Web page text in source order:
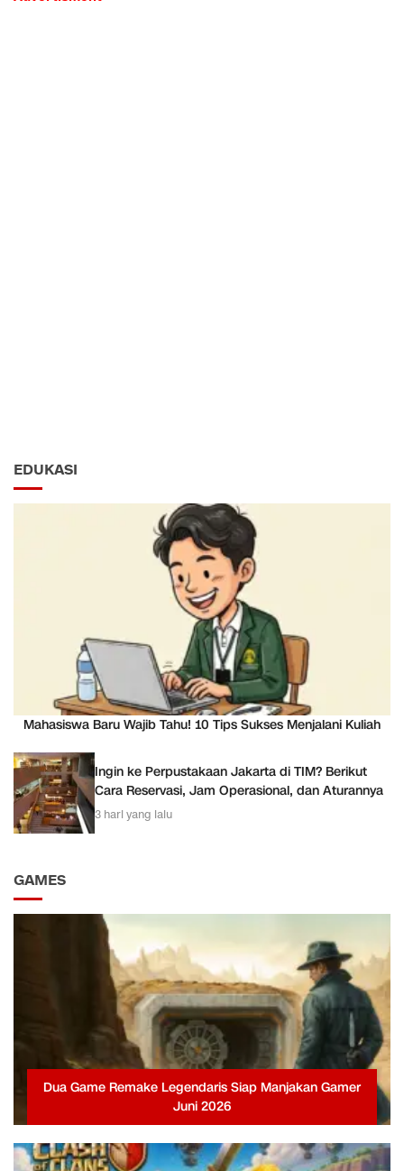
EDUKASI
Mahasiswa Baru Wajib Tahu! 10 Tips Sukses Menjalani Kuliah
Ingin ke Perpustakaan Jakarta di TIM? Berikut
Cara Reservasi, Jam Operasional, dan Aturannya
3 hari yang lalu
GAMES
Dua Game Remake Legendaris Siap Manjakan Gamer
Juni 2026